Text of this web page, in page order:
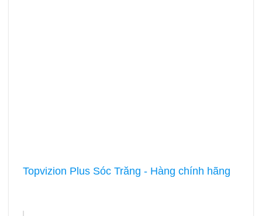
Topvizion Plus Sóc Trăng - Hàng chính hãng